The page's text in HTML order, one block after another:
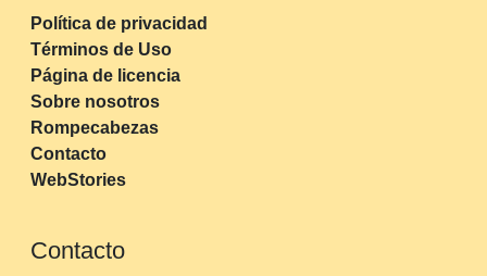
Política de privacidad
Términos de Uso
Página de licencia
Sobre nosotros
Rompecabezas
Contacto
WebStories
Contacto